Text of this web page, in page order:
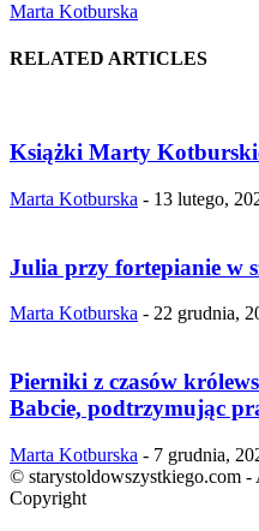
Marta Kotburska
RELATED ARTICLES
Książki Marty
Marta Kotburska - 13 lutego,
Julia przy fortepianie w
Marta Kotburska - 22 grudnia,
Pierniki z czasów
Babcie, podtrzymując
Marta Kotburska - 7 grudnia,
© starystoldowszystkiego.com
Copyright